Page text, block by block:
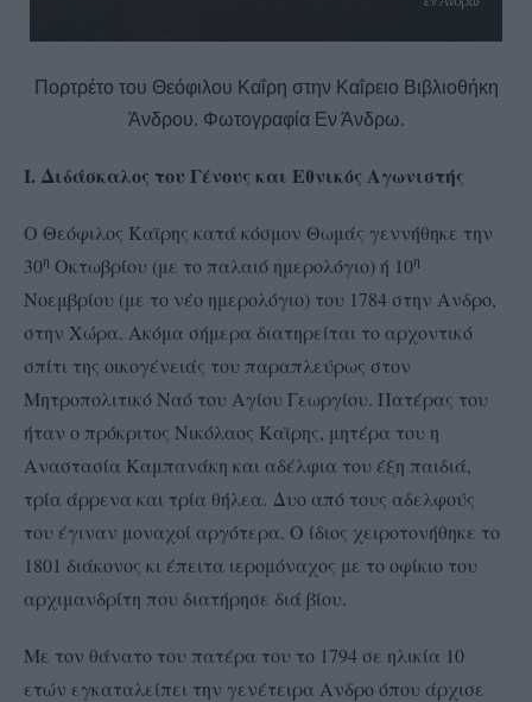
Πορτρέτο του Θεόφιλου Καΐρη στην Καΐρειο Βιβλιοθήκη
Άνδρου. Φωτογραφία Εν Άνδρω.
Ι. Διδάσκαλος του Γένους και Εθνικός Αγωνιστής
Ο Θεόφιλος Καϊρης κατά κόσμον Θωμάς γεννήθηκε την
30η Οκτωβρίου (με το παλαιό ημερολόγιο) ή 10η
Νοεμβρίου (με το νέο ημερολόγιο) του 1784 στην Ανδρο,
στην Χώρα. Ακόμα σήμερα διατηρείται το αρχοντικό
σπίτι της οικογένειάς του παραπλεύρως στον
Μητροπολιτικό Ναό του Αγίου Γεωργίου. Πατέρας του
ήταν ο πρόκριτος Νικόλαος Καϊρης, μητέρα του η
Αναστασία Καμπανάκη και αδέλφια του έξη παιδιά,
τρία άρρενα και τρία θήλεα. Δυο από τους αδελφούς
του έγιναν μοναχοί αργότερα. Ο ίδιος χειροτονήθηκε το
1801 διάκονος κι έπειτα ιερομόναχος με το οφίκιο του
αρχιμανδρίτη που διατήρησε διά βίου.
Με τον θάνατο του πατέρα του το 1794 σε ηλικία 10
ετών εγκαταλείπει την γενέτειρα Ανδρο όπου άρχισε